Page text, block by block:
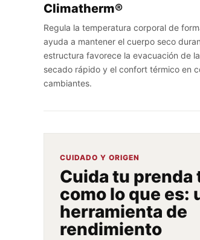
Climatherm®
Regula la temperatura corporal de
ayuda a mantener el cuerpo seco
estructura favorece la evacuación de
secado rápido y el confort térmico en
cambiantes.
CUIDADO Y ORIGEN
Cuida tu prenda
como lo que es:
herramienta de
rendimiento